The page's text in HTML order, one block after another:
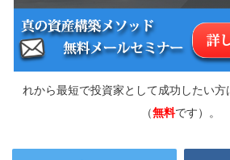
れから最短で投資家として成功したい
（無料です）。